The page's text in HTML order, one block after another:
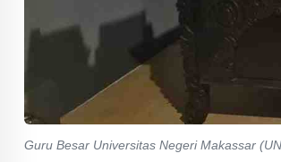
Guru Besar Universitas Negeri Makassar